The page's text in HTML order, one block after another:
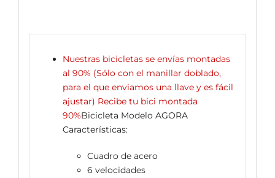
Nuestras bicicletas se envías montadas
al 90% (Sólo con el manillar doblado,
para el que enviamos una llave y es fácil
ajustar) Recibe tu bici montada
90%Bicicleta Modelo AGORA
Características:
Cuadro de acero
6 velocidades